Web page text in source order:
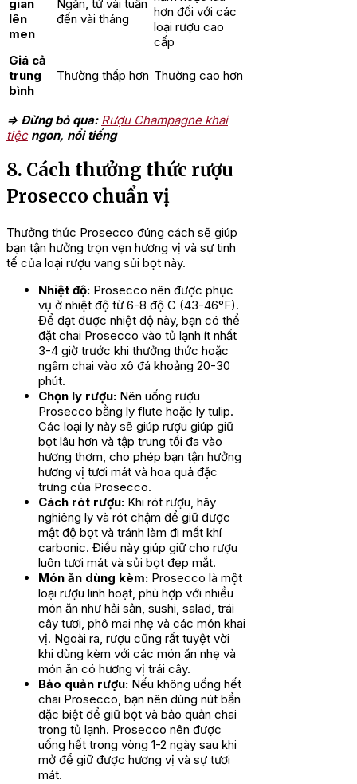
gian
lên
men
Ngắn, từ vài tuần
đến vài tháng
hơn đối với các
loại rượu cao
cấp
Giá cả
trung
bình
Thường thấp hơn Thường cao hơn
=> Đừng bỏ qua: Rượu Champagne khai
tiệcngon, nổi tiếng
8. Cách thưởng thức rượu
Prosecco chuẩn vị
Thưởng thức Prosecco đúng cách sẽ giúp
bạn tận hưởng trọn vẹn hương vị và sự tinh
tế của loại rượu vang sủi bọt này.
Nhiệt độ: Prosecco nên được phục
vụ ở nhiệt độ từ 6-8 độ C (43-46°F).
Để đạt được nhiệt độ này, bạn có thể
đặt chai Prosecco vào tủ lạnh ít nhất
3-4 giờ trước khi thưởng thức hoặc
ngâm chai vào xô đá khoảng 20-30
phút.
Chọn ly rượu: Nên uống rượu
Prosecco bằng ly flute hoặc ly tulip.
Các loại ly này sẽ giúp rượu giúp giữ
bọt lâu hơn và tập trung tối đa vào
hương thơm, cho phép bạn tận hưởng
hương vị tươi mát và hoa quả đặc
trưng của Prosecco.
Cách rót rượu: Khi rót rượu, hãy
nghiêng ly và rót chậm để giữ được
mật độ bọt và tránh làm đi mất khí
carbonic. Điều này giúp giữ cho rượu
luôn tươi mát và sủi bọt đẹp mắt.
Món ăn dùng kèm: Prosecco là một
loại rượu linh hoạt, phù hợp với nhiều
món ăn như hải sản, sushi, salad, trái
cây tươi, phô mai nhẹ và các món khai
vị. Ngoài ra, rượu cũng rất tuyệt vời
khi dùng kèm với các món ăn nhẹ và
món ăn có hương vị trái cây.
Bảo quản rượu: Nếu không uống hết
chai Prosecco, bạn nên dùng nút bần
đặc biệt để giữ bọt và bảo quản chai
trong tủ lạnh. Prosecco nên được
uống hết trong vòng 1-2 ngày sau khi
mở để giữ được hương vị và sự tươi
mát.